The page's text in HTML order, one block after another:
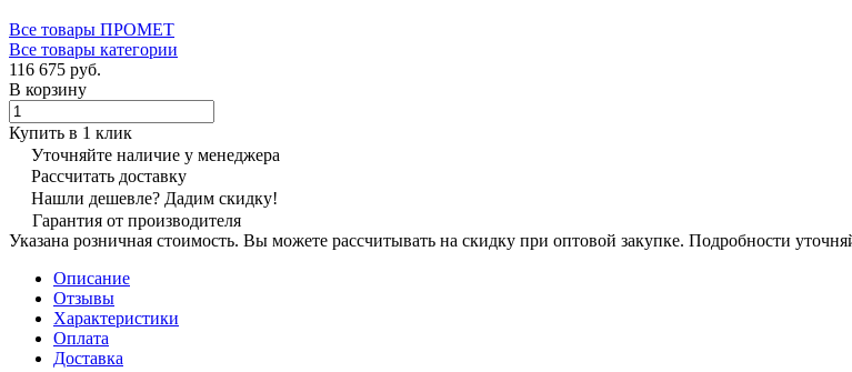
Все товары ПРОМЕТ
Все товары категории
116 675 руб.
В корзину
Купить в 1 клик
Уточняйте наличие у менеджера
Рассчитать доставку
Нашли дешевле? Дадим скидку!
Гарантия от производителя
Указана розничная стоимость. Вы можете рассчитывать на скидку при оптовой закупке. Подробности
Описание
Отзывы
Характеристики
Оплата
Доставка